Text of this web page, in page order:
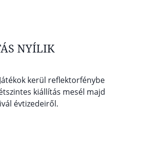
NYÍLIK
kerül reflektorfénybe
kiállítás mesél majd
évtizedeiről.